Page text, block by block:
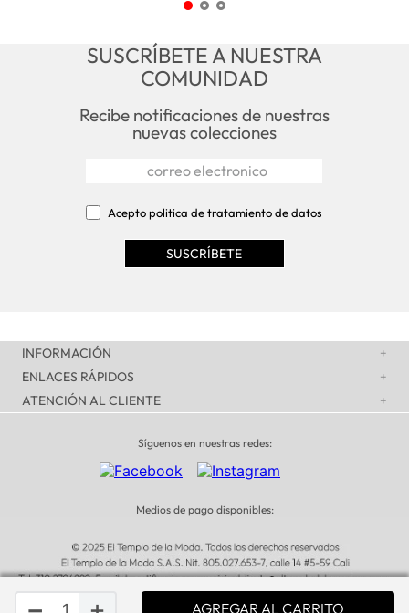
AGREGAR AL CARRITO
SUSCRÍBETE A NUESTRA
COMUNIDAD
Recibe notificaciones de nuestras
nuevas colecciones
Acepto politica de tratamiento de datos
INFORMACIÓN
+
ENLACES RÁPIDOS
+
ATENCIÓN AL CLIENTE
+
Síguenos en nuestras redes:
Medios de pago disponibles: